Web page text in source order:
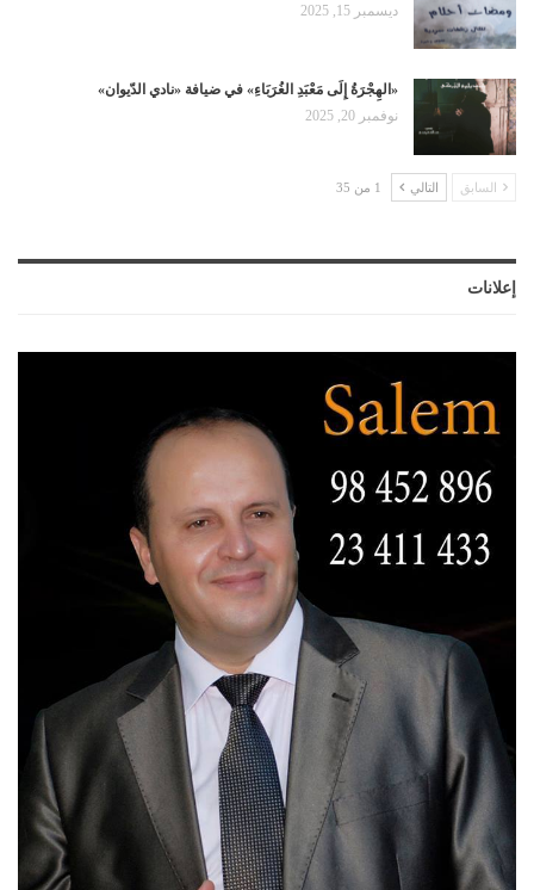
ديسمبر 15, 2025
«الهِجْرَةُ إِلَى مَعْبَدِ الغُرَبَاءِ» في ضيافة «نادي الدّيوان»
نوفمبر 20, 2025
السابق التالي 1 من 35
إعلانات